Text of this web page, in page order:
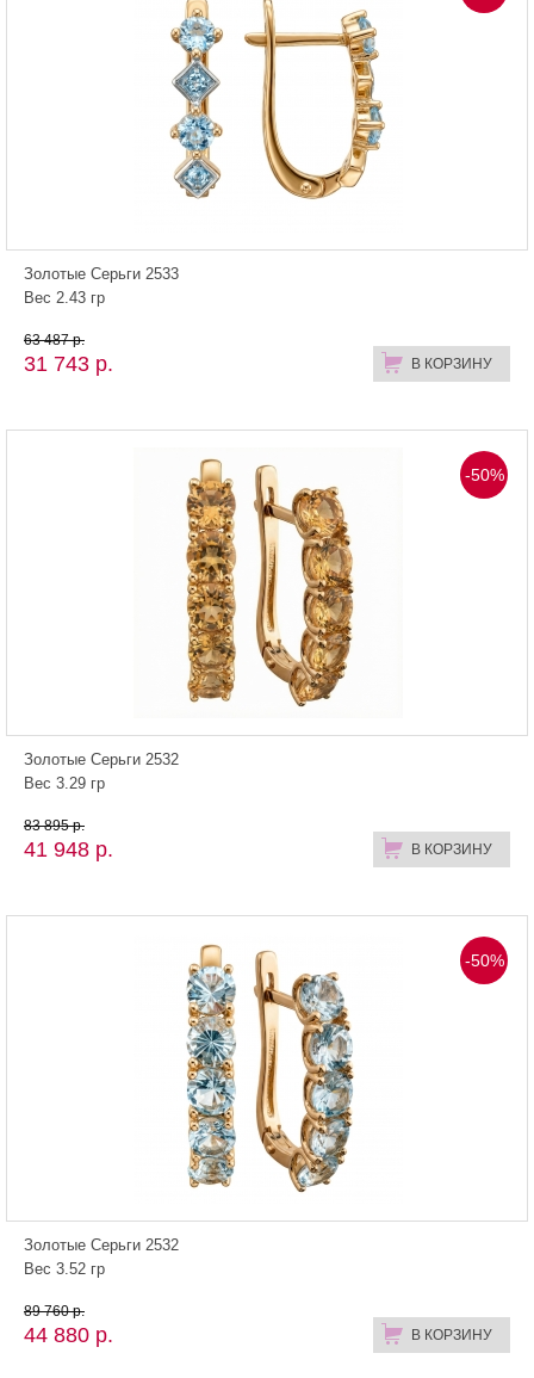
Золотые Серьги 2533
Вес 2.43 гр
31 743 р. В КОРЗИНУ
63 487 р.
-50%
Золотые Серьги 2532
Вес 3.29 гр
41 948 р. В КОРЗИНУ
83 895 р.
-50%
Золотые Серьги 2532
Вес 3.52 гр
44 880 р. В КОРЗИНУ
89 760 р.